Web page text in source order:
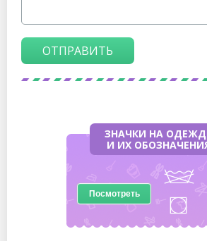
ОТПРАВИТЬ
ЗНАЧКИ НА
И ИХ
Посмотреть